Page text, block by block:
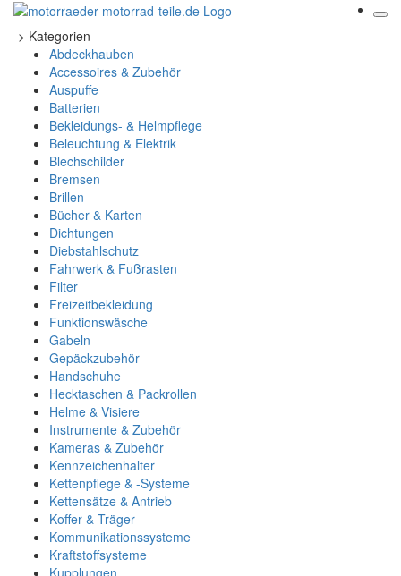
-> Kategorien
Abdeckhauben
Accessoires & Zubehör
Auspuffe
Batterien
Bekleidungs- & Helmpflege
Beleuchtung & Elektrik
Blechschilder
Bremsen
Brillen
Bücher & Karten
Dichtungen
Diebstahlschutz
Fahrwerk & Fußrasten
Filter
Freizeitbekleidung
Funktionswäsche
Gabeln
Gepäckzubehör
Handschuhe
Hecktaschen & Packrollen
Helme & Visiere
Instrumente & Zubehör
Kameras & Zubehör
Kennzeichenhalter
Kettenpflege & -Systeme
Kettensätze & Antrieb
Koffer & Träger
Kommunikationssysteme
Kraftstoffsysteme
Kupplungen